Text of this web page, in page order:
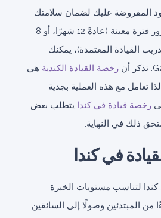
المفروضة عليك لضمان سلامتك
وسلامة الآخرين. بعد مرور فترة معينة (عادةً 12 شهرًا، أو 8
القيادة المعتمدة)، يمكنك
رخصة القيادة الكندية هي
تعامل مع هذه العملية بجدية
رخصة قيادة في كندا يتطلب بعض
ذلك في النهاية.
في كندا
لتناسب مستويات الخبرة
من المبتدئين وصولًا إلى السائقين